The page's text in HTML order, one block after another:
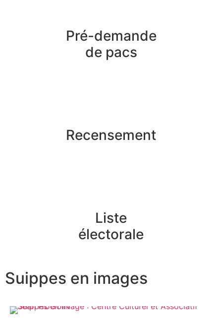
Pré-demande
de pacs
Recensement
Liste
électorale
Suippes en images